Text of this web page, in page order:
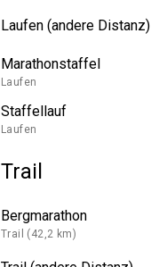
Laufen (andere Distanz)
Marathonstaffel
Laufen
Staffellauf
Laufen
Trail
Bergmarathon
Trail (42,2 km)